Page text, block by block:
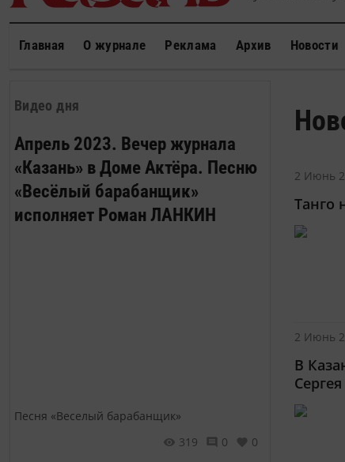
Главная О журнале Реклама Архив Новости
Видео дня
Апрель 2023. Вечер журнала
«Казань» в Доме Актёра. Песню
«Весёлый барабанщик»
исполняет Роман ЛАНКИН
Песня «Веселый барабанщик»
319
0 0
2 Июнь
Танго
2 Июнь
В